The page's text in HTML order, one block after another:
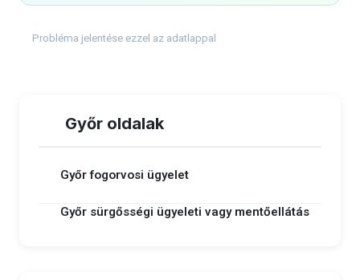
Probléma jelentése ezzel az adatlappal
Győr oldalak
Győr fogorvosi ügyelet
Győr sürgősségi ügyeleti vagy mentőellátás